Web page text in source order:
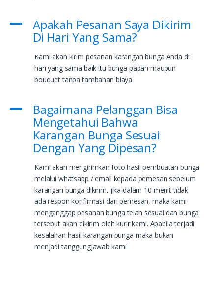
A Apakah Pesanan Saya Dikirim
Di Hari Yang Sama?
Kami akan kirim pesanan karangan bunga Anda di
hari yang sama baik itu bunga papan maupun
bouquet tanpa tambahan biaya.
A Bagaimana Pelanggan Bisa
Mengetahui Bahwa
Karangan Bunga Sesuai
Dengan Yang Dipesan?
Kami akan mengirimkan foto hasil pembuatan bunga
melalui whatsapp / email kepada pemesan sebelum
karangan bunga dikirim, jika dalam 10 menit tidak
ada respon konfirmasi dari pemesan, maka kami
menganggap pesanan bunga telah sesuai dan bunga
tersebut akan dikirim oleh kurir kami. Apabila terjadi
kesalahan hasil karangan bunga maka bukan
menjadi tanggungjawab kami.